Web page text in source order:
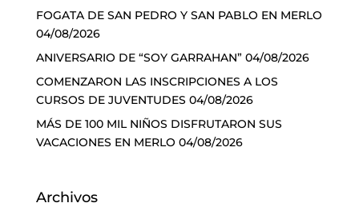
FOGATA DE SAN PEDRO Y SAN PABLO EN MERLO
04/08/2026
ANIVERSARIO DE “SOY GARRAHAN” 04/08/2026
COMENZARON LAS INSCRIPCIONES A LOS
CURSOS DE JUVENTUDES 04/08/2026
MÁS DE 100 MIL NIÑOS DISFRUTARON SUS
VACACIONES EN MERLO 04/08/2026
Archivos